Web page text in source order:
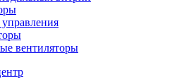
вентиляторы